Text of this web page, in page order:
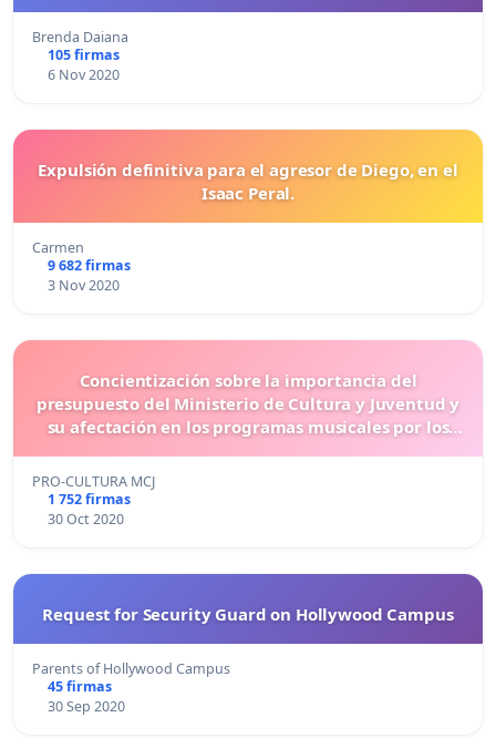
Brenda Daiana
105 firmas
6 Nov 2020
Expulsión definitiva para el agresor de Diego, en el
Isaac Peral.
Carmen
9 682 firmas
3 Nov 2020
Concientización sobre la importancia del
presupuesto del Ministerio de Cultura y Juventud y
su afectación en los programas musicales por los
PRO-CULTURA MCJ
1 752 firmas
30 Oct 2020
Request for Security Guard on Hollywood Campus
Parents of Hollywood Campus
45 firmas
30 Sep 2020